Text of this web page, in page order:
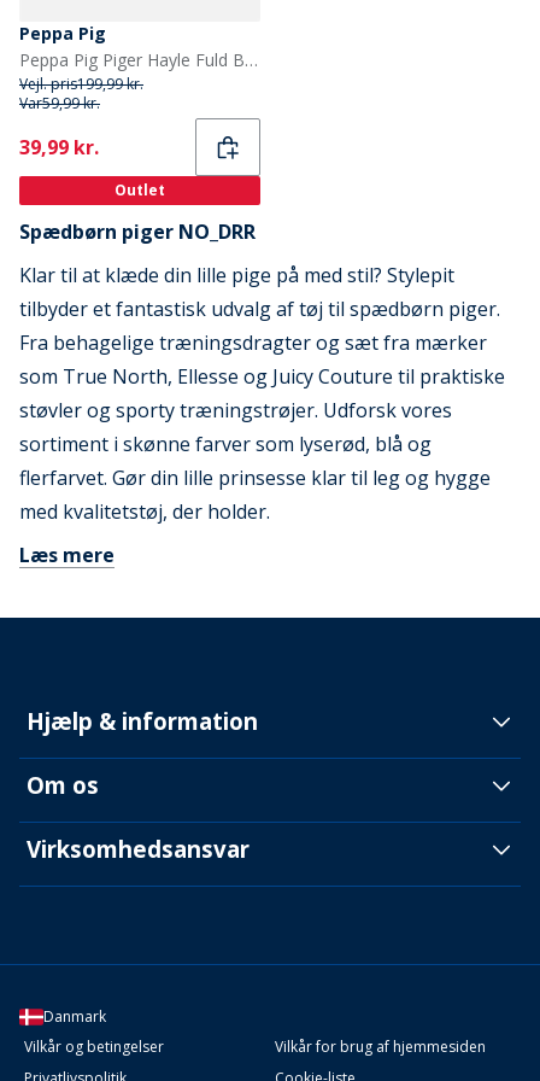
Peppa Pig
Peppa Pig Piger Hayle Fuld Borg Hjemmesko Pink
Vejl. pris199,99 kr.
Var59,99 kr.
Current
39,99 kr.
Outlet
Spædbørn piger NO_DRR
Klar til at klæde din lille pige på med stil? Stylepit
tilbyder et fantastisk udvalg af tøj til spædbørn piger.
Fra behagelige træningsdragter og sæt fra mærker
som True North, Ellesse og Juicy Couture til praktiske
støvler og sporty træningstrøjer. Udforsk vores
sortiment i skønne farver som lyserød, blå og
flerfarvet. Gør din lille prinsesse klar til leg og hygge
med kvalitetstøj, der holder.
Læs mere
Hjælp & information
Om os
Virksomhedsansvar
Danmark
Vilkår og betingelser
Vilkår for brug af hjemmesiden